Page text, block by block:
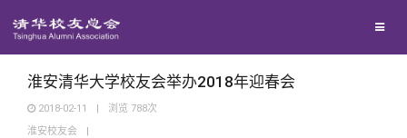
地区联络
回馈母校
淮安清华大学校友会举办2018年迎春会
2018-02-11 | 浏览 788次
淮安校友会
|